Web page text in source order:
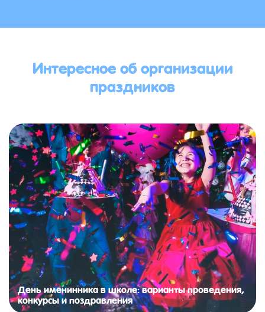
Интересное об организации
праздников
День именинника в школе: варианты проведения,
конкурсы и поздравления